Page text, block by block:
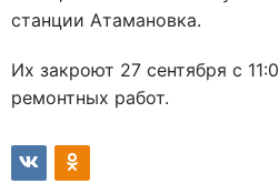
станции Атамановка.
Их закроют 27 сентября с
ремонтных работ.